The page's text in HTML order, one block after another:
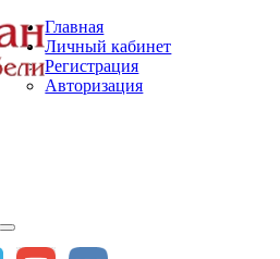
Главная
Личный кабинет
Регистрация
Авторизация